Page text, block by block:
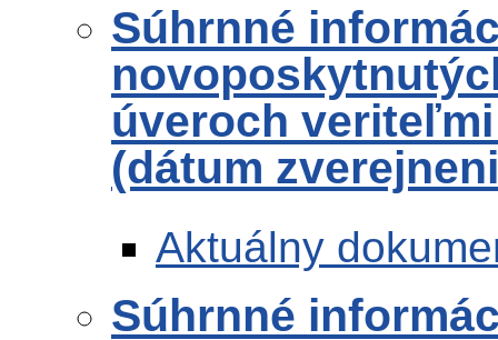
Súhrnné
úveroch
(dátum
Aktuálny
Súhrnné